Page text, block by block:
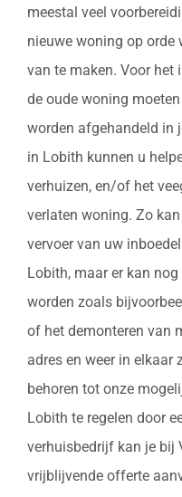
meestal veel
nieuwe woning op orde
van te maken. Voor het
de oude woning
worden afgehandeld in
in Lobith kunnen u
verhuizen, en/of het
verlaten woning. Zo
vervoer van uw
Lobith, maar er kan
worden zoals
of het demonteren van
adres en weer in elkaar
behoren tot onze
Lobith te regelen door
verhuisbedrijf kan je bij
vrijblijvende offerte